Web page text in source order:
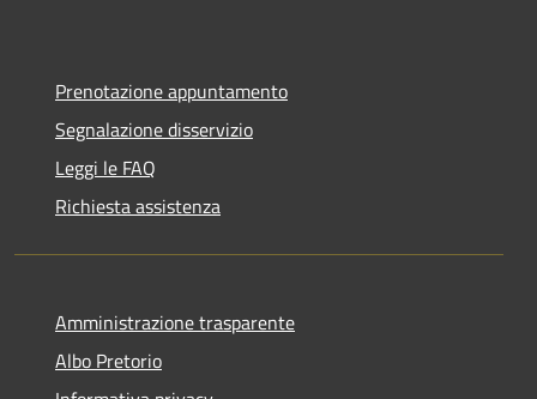
Prenotazione appuntamento
Segnalazione disservizio
Leggi le FAQ
Richiesta assistenza
Amministrazione trasparente
Albo Pretorio